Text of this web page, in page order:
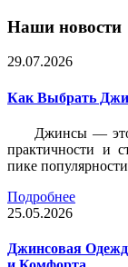
Наши новости
29.07.2026
Как Выбрать
Джинсы — это
практичности и
пике популярности
Подробнее
25.05.2026
Джинсовая